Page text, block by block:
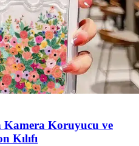
Kamera Koruyucu ve
Kılıfı